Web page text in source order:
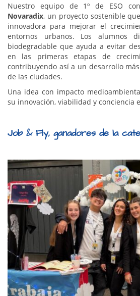
Nuestro equipo de 1º de ESO
Novaradix, un proyecto sostenible
innovadora para mejorar el
entornos urbanos. Los alumnos
biodegradable que ayuda a evitar
en las primeras etapas de
contribuyendo así a un desarrollo
de las ciudades.
Una idea con impacto
su innovación, viabilidad y conciencia
Job & Fly, ganadores de la